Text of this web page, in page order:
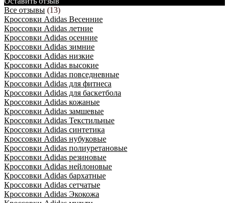
Все отзывы (13)
Кроссовки Adidas Весенние
Кроссовки Adidas летние
Кроссовки Adidas осенние
Кроссовки Adidas зимние
Кроссовки Adidas низкие
Кроссовки Adidas высокие
Кроссовки Adidas повседневные
Кроссовки Adidas для фитнеса
Кроссовки Adidas для баскетбола
Кроссовки Adidas кожаные
Кроссовки Adidas замшевые
Кроссовки Adidas Текстильные
Кроссовки Adidas синтетика
Кроссовки Adidas нубуковые
Кроссовки Adidas полиуретановые
Кроссовки Adidas резиновые
Кроссовки Adidas нейлоновые
Кроссовки Adidas бархатные
Кроссовки Adidas сетчатые
Кроссовки Adidas Экокожа